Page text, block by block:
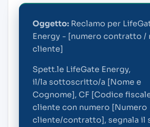
Oggetto: Reclamo per
Energy - [numero contratto /
cliente]
Spett.le LifeGate Energy,
il/la sottoscritto/a [Nome e
Cognome], CF [Codice
cliente con numero [Numero
cliente/contratto], segnala il